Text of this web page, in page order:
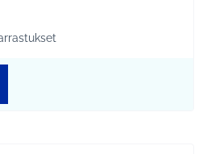
Jokela
mukaan: Liikunta ja